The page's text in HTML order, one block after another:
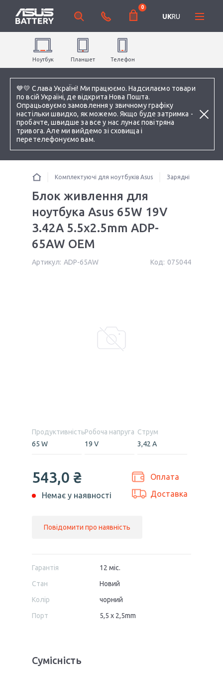
💙💛 Слава УкраЇні! Ми працюємо. Надсилаємо товари
по всій Україні, де відкрита Нова Пошта.
Опрацьовуємо замовлення у звичному графіку
настільки швидко, як можемо. Якщо буде затримка -
пробачте, швидше за все у нас лунає повітряна
тривога. Але ми вийдемо зі сховища і
перетелефонуємо вам.
0
UKRU
Ноутбук Планшет Телефон
Комплектуючі для ноутбуків Asus Зарядні пристрої
Блок живлення для
ноутбука Asus 65W 19V
3.42A 5.5x2.5mm ADP-
65AW OEM
Артикул: ADP-65AW Код: 075044
Продуктивність
65 W
Робоча напруга
19 V
Струм
3,42 А
543,0 ₴
Немає у наявності
Повідомити про наявність
Оплата
Доставка
Гарантія
12 міс.
Стан
Новий
Колір
чорний
Порт
5,5 x 2,5mm
Сумісність